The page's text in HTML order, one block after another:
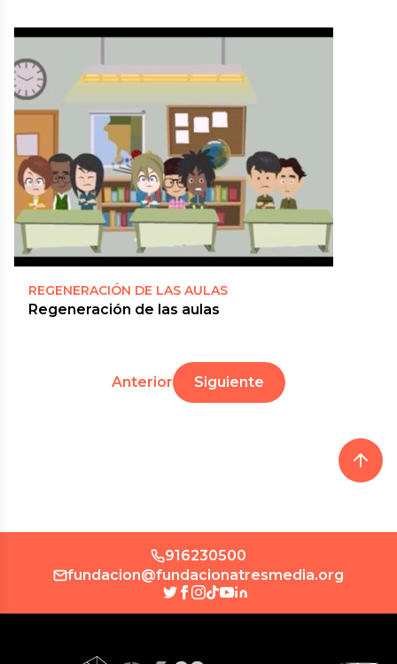
REGENERACIÓN DE LAS AULAS
Regeneración de las aulas
Anterior Siguiente
916230500
fundacion@fundacionatresmedia.org